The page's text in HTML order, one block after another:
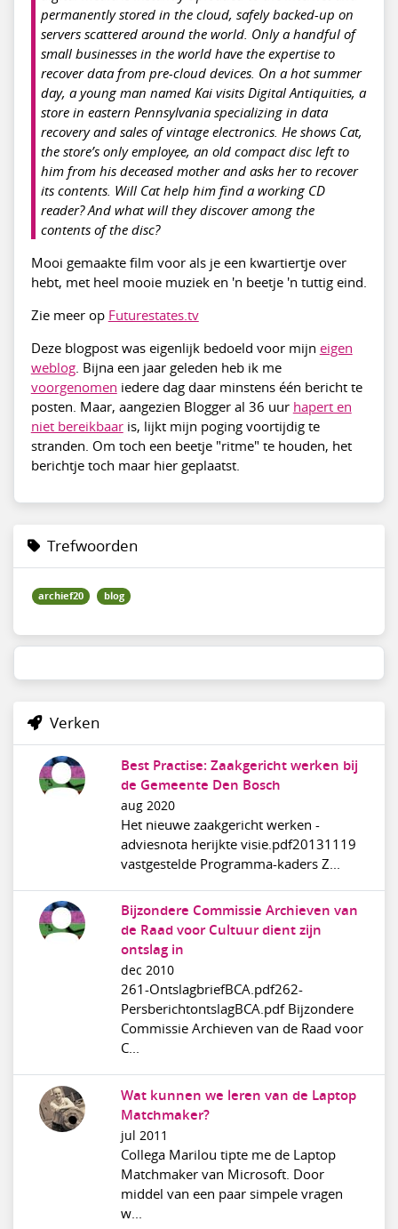
permanently stored in the cloud, safely backed-up on
servers scattered around the world. Only a handful of
small businesses in the world have the expertise to
recover data from pre-cloud devices. On a hot summer
day, a young man named Kai visits Digital Antiquities, a
store in eastern Pennsylvania specializing in data
recovery and sales of vintage electronics. He shows Cat,
the store’s only employee, an old compact disc left to
him from his deceased mother and asks her to recover
its contents. Will Cat help him find a working CD
reader? And what will they discover among the
contents of the disc?
Mooi gemaakte film voor als je een kwartiertje over
hebt, met heel mooie muziek en 'n beetje 'n tuttig eind.
Zie meer op Futurestates.tv
Deze blogpost was eigenlijk bedoeld voor mijn eigen
weblog. Bijna een jaar geleden heb ik me
voorgenomen iedere dag daar minstens één bericht te
posten. Maar, aangezien Blogger al 36 uur hapert en
niet bereikbaaris, lijkt mijn poging voortijdig te
stranden. Om toch een beetje "ritme" te houden, het
berichtje toch maar hier geplaatst.
Trefwoorden
archief20 blog
Verken
Best Practise: Zaakgericht werken bij
de Gemeente Den Bosch
aug 2020
Het nieuwe zaakgericht werken -
adviesnota herijkte visie.pdf20131119
vastgestelde Programma-kaders Z...
Bijzondere Commissie Archieven van
de Raad voor Cultuur dient zijn
ontslag in
dec 2010
261-OntslagbriefBCA.pdf262-
PersberichtontslagBCA.pdf Bijzondere
Commissie Archieven van de Raad voor
C...
Wat kunnen we leren van de Laptop
Matchmaker?
jul 2011
Collega Marilou tipte me de Laptop
Matchmaker van Microsoft. Door
middel van een paar simpele vragen
w...